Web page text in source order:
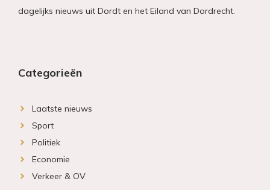
dagelijks nieuws uit Dordt en het Eiland van Dordrecht.
Categorieën
Laatste nieuws
Sport
Politiek
Economie
Verkeer & OV